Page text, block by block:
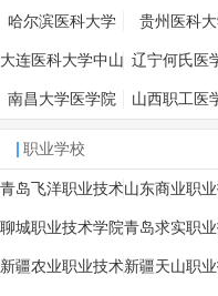
临床医学院南方医
院
属邵逸夫
哈尔滨医科大学 贵州医科
大连医科大学中山
学院
辽宁何氏医
南昌大学医学院 山西职工医
职业学校
青岛飞洋职业技术
学院
山东商业职
学院
聊城职业技术学院青岛求实职
学院
新疆农业职业技术新疆天山职